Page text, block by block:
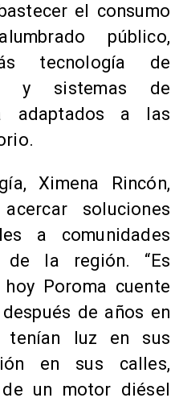
el consumo
público,
tecnología de
y sistemas de
adaptados a las
Ximena Rincón,
soluciones
a comunidades
de la región. “Es
Poroma cuente
de años en
luz en sus
en sus calles,
de un motor diésel